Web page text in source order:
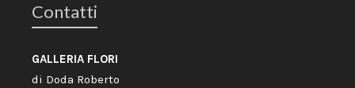
Contatti
GALLERIA FLORI
di Doda Roberto